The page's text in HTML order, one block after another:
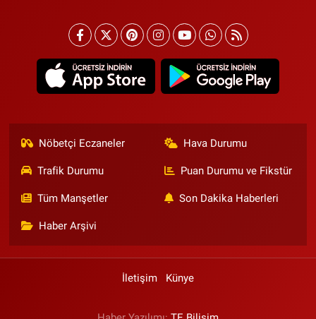
Nöbetçi Eczaneler Hava Durumu
Trafik Durumu Puan Durumu ve Fikstür
Tüm Manşetler Son Dakika Haberleri
Haber Arşivi
İletişim Künye